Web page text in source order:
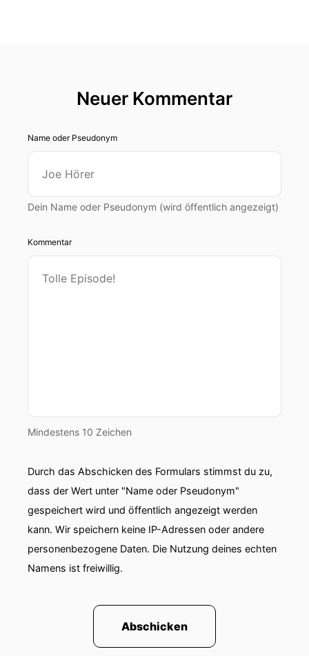
Neuer Kommentar
Name oder Pseudonym
Dein Name oder Pseudonym (wird öffentlich angezeigt)
Kommentar
Mindestens 10 Zeichen
Durch das Abschicken des Formulars stimmst du zu,
dass der Wert unter "Name oder Pseudonym"
gespeichert wird und öffentlich angezeigt werden
kann. Wir speichern keine IP-Adressen oder andere
personenbezogene Daten. Die Nutzung deines echten
Namens ist freiwillig.
Abschicken